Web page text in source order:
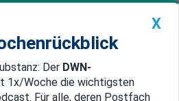
Geldanlage Premium
Magazin China
X
Der DWN-
1x/Woche die wichtigsten
Für alle, deren Postfach